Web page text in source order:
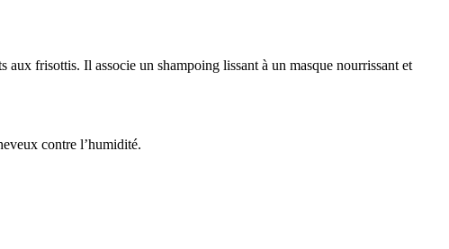
frisottis. Il associe un shampoing lissant à un masque nourrissant et
contre l’humidité.